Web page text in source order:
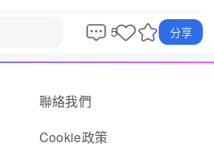
5 分享
聯絡我們
Cookie政策